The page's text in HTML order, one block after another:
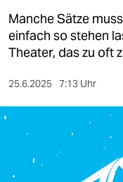
kultur
sport
nord
wahrheit
verlag
Manche Sätze
einfach so stehen
Theater, das zu oft
25.6.2025 7:13 Uhr